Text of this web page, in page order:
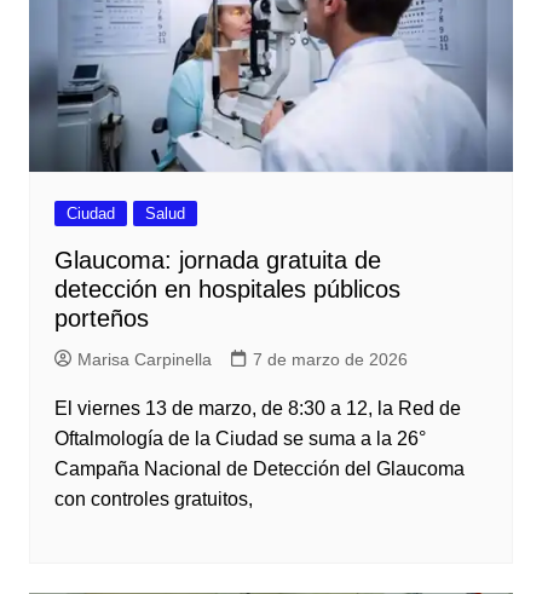
Ciudad Salud
Glaucoma: jornada gratuita de
detección en hospitales públicos
porteños
Marisa Carpinella 7 de marzo de 2026
El viernes 13 de marzo, de 8:30 a 12, la Red de
Oftalmología de la Ciudad se suma a la 26°
Campaña Nacional de Detección del Glaucoma
con controles gratuitos,